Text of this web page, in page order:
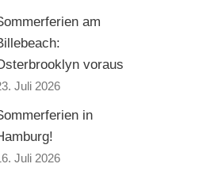
am
voraus
Juli 2026
in
Juli 2026